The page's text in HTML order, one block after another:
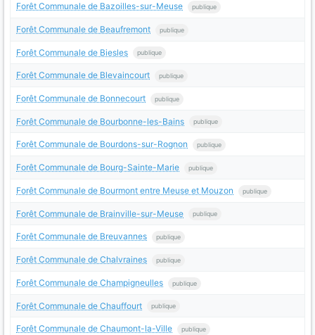
Forêt Communale de Bazoilles-sur-Meuse publique
Forêt Communale de Beaufremont publique
Forêt Communale de Biesles publique
Forêt Communale de Blevaincourt publique
Forêt Communale de Bonnecourt publique
Forêt Communale de Bourbonne-les-Bains publique
Forêt Communale de Bourdons-sur-Rognon publique
Forêt Communale de Bourg-Sainte-Marie publique
Forêt Communale de Bourmont entre Meuse et Mouzon publique
Forêt Communale de Brainville-sur-Meuse publique
Forêt Communale de Breuvannes publique
Forêt Communale de Chalvraines publique
Forêt Communale de Champigneulles publique
Forêt Communale de Chauffourt publique
Forêt Communale de Chaumont-la-Ville publique